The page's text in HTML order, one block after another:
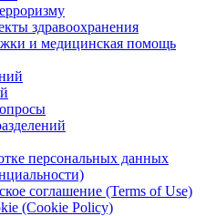
здравоохранения
и медицинская помощь
персональных данных
соглашение (Terms of Use)
(Cookie Policy)